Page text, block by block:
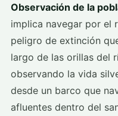
Observación de la
implica navegar por el
peligro de extinción
largo de las orillas del
observando la vida
desde un barco que
afluentes dentro del